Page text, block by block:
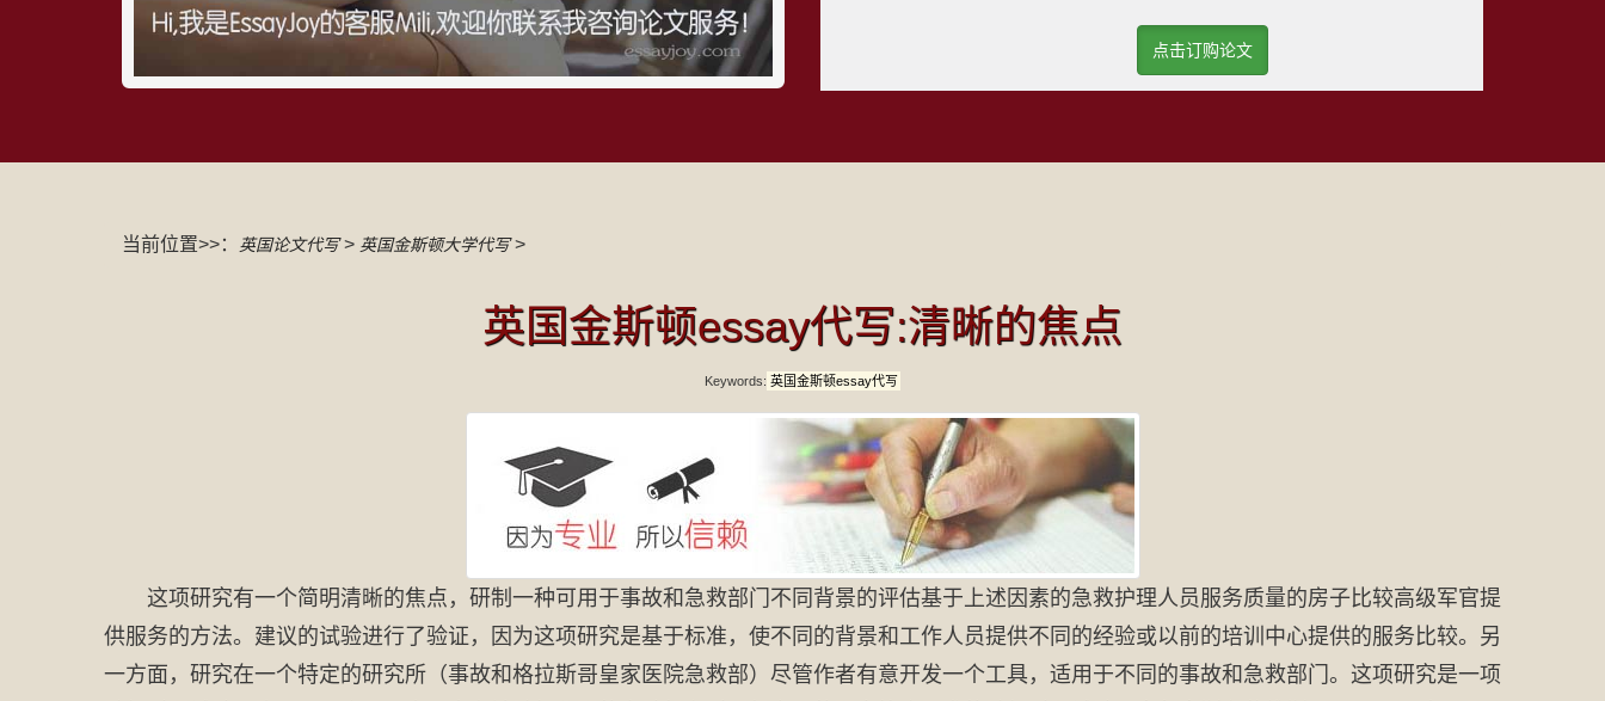
点击订购论文
当前位置>>： 英国论文代写> 英国金斯顿大学代写>
英国金斯顿essay代写:清晰的焦点
Keywords: 英国金斯顿essay代写
这项研究有一个简明清晰的焦点，研制一种可用于事故和急救部门不同背景的评估基于上述因素的急救护理人员服务质量的房子比较高级军官提
供服务的方法。建议的试验进行了验证，因为这项研究是基于标准，使不同的背景和工作人员提供不同的经验或以前的培训中心提供的服务比较。另
一方面，研究在一个特定的研究所（事故和格拉斯哥皇家医院急救部）尽管作者有意开发一个工具，适用于不同的事故和急救部门。这项研究是一项